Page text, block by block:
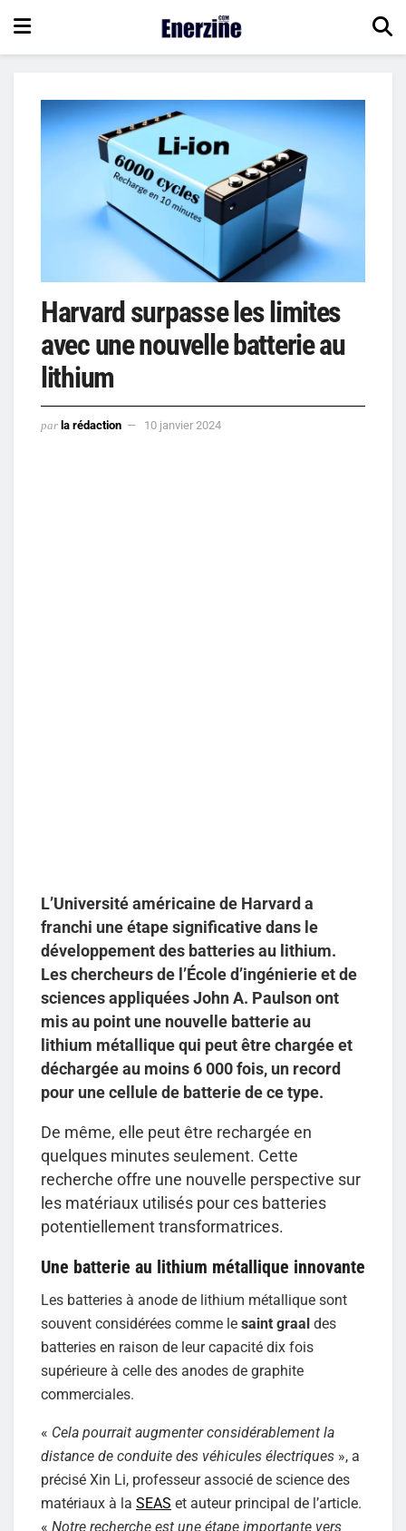
Harvard surpasse les limites
avec une nouvelle batterie au
lithium
par la rédaction 10 janvier 2024
L’Université américaine de Harvard a
franchi une étape significative dans le
développement des batteries au lithium.
Les chercheurs de l’École d’ingénierie et de
sciences appliquées John A. Paulson ont
mis au point une nouvelle batterie au
lithium métallique qui peut être chargée et
déchargée au moins 6 000 fois, un record
pour une cellule de batterie de ce type.
De même, elle peut être rechargée en
quelques minutes seulement. Cette
recherche offre une nouvelle perspective sur
les matériaux utilisés pour ces batteries
potentiellement transformatrices.
Une batterie au lithium métallique innovante
Les batteries à anode de lithium métallique sont
souvent considérées comme le saint graal des
batteries en raison de leur capacité dix fois
supérieure à celle des anodes de graphite
commerciales.
« Cela pourrait augmenter considérablement la
distance de conduite des véhicules électriques », a
précisé Xin Li, professeur associé de science des
matériaux à la SEAS et auteur principal de l’article.
« Notre recherche est une étape importante vers